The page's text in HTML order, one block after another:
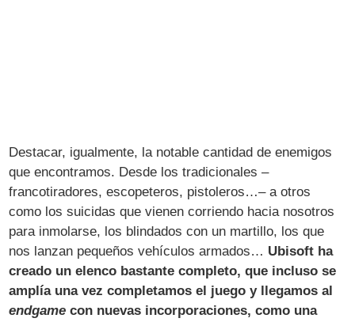
Destacar, igualmente, la notable cantidad de enemigos
que encontramos. Desde los tradicionales –
francotiradores, escopeteros, pistoleros…– a otros
como los suicidas que vienen corriendo hacia nosotros
para inmolarse, los blindados con un martillo, los que
nos lanzan pequeños vehículos armados… Ubisoft ha
creado un elenco bastante completo, que incluso se
amplía una vez completamos el juego y llegamos al
endgame con nuevas incorporaciones, como una